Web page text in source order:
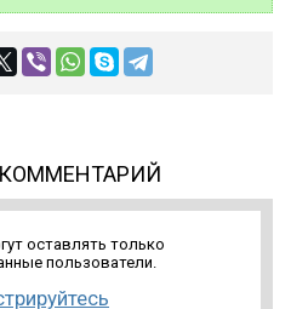
оставлять только
пользователи.